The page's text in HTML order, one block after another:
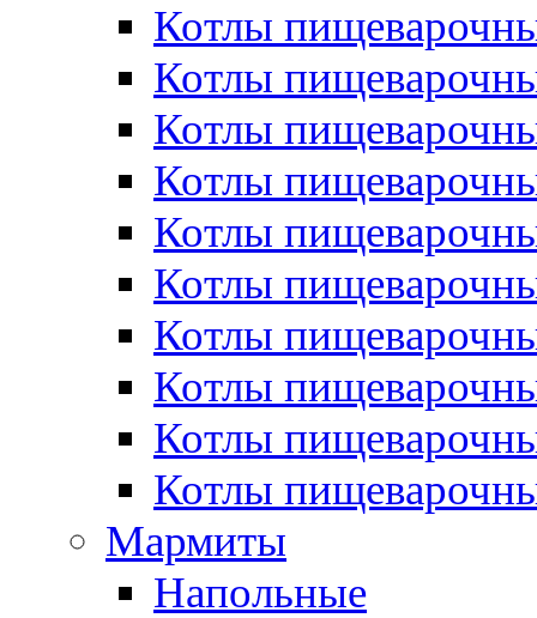
Котлы
Котлы
Котлы
Котлы
Котлы
Котлы
Котлы
Котлы
Котлы
Котлы
Мармиты
Напольные